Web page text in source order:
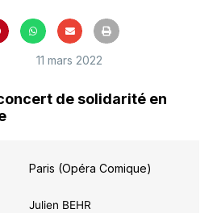
11 mars 2022
de solidarité en
Paris (Opéra Comique)
Julien BEHR